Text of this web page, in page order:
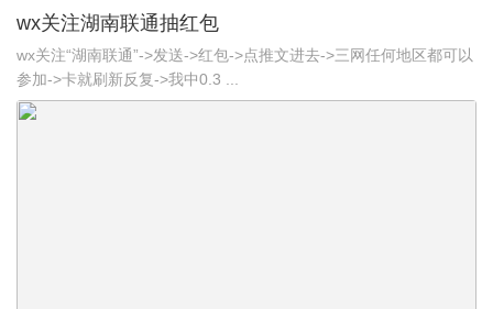
wx关注湖南联通抽红包
wx关注“湖南联通”->发送->红包->点推文进去->三网任何地区都可以
参加->卡就刷新反复->我中0.3 ...